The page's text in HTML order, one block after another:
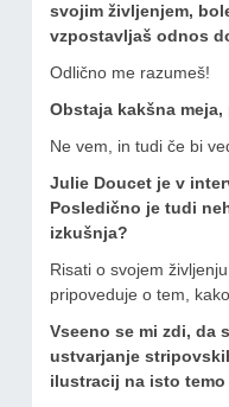
svojim življenjem,
vzpostavljaš odnos
Odlično me razumeš!
Obstaja kakšna
Ne vem, in tudi če bi
Julie Doucet je v
Posledično je tudi
izkušnja?
Risati o svojem
pripoveduje o tem,
Vseeno se mi zdi, da
ustvarjanje
ilustracij na isto temo